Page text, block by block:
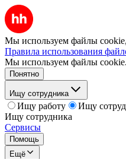
Мы используем файлы cookie,
Правила использования
Мы используем файлы cookie.
Понятно
Ищу сотрудника
Ищу работу
Ищу
Ищу сотрудника
Сервисы
Помощь
Ещё